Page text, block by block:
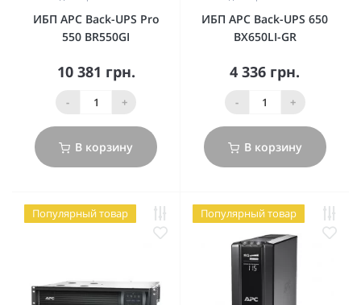
ИБП APC Back-UPS Pro
550 BR550GI
10 381 грн.
- +
В корзину
ИБП APC Back-UPS 650
BX650LI-GR
4 336 грн.
- +
В корзину
Популярный товар Популярный товар